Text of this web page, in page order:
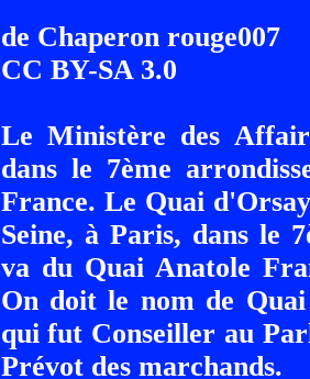
de Chaperon rouge007
CC BY-SA 3.0
Le Ministère des
dans le 7ème
France. Le Quai
Seine, à Paris, dans le
va du Quai Anatole
On doit le nom de
qui fut Conseiller au
Prévot des marchands.